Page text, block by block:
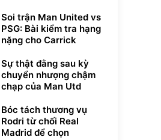
Soi trận Man United vs
PSG: Bài kiểm tra hạng
nặng cho Carrick
Sự thật đằng sau kỳ
chuyển nhượng chậm
chạp của Man Utd
Bóc tách thương vụ
Rodri từ chối Real
Madrid để chọn